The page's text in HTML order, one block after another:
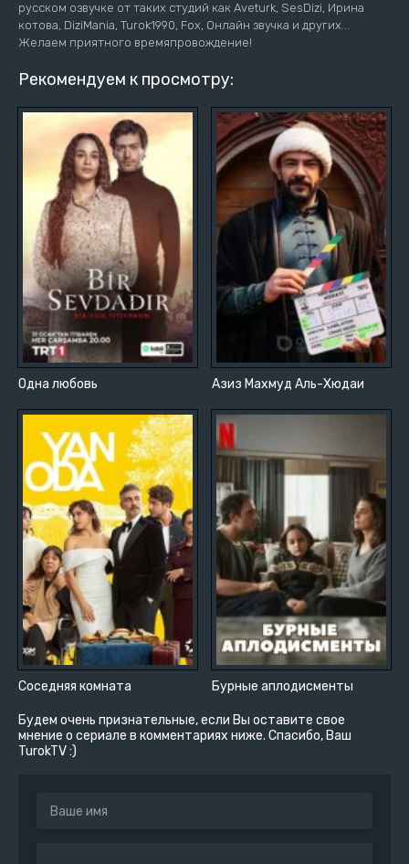
русском озвучке от таких студий как Aveturk, SesDizi, Ирина
котова, DiziMania, Turok1990, Fox, Онлайн звучка и других...
Желаем приятного времяпровождение!
Рекомендуем к просмотру:
Одна любовь Азиз Махмуд Аль-Хюдаи
Соседняя комната Бурные аплодисменты
Будем очень признательные, если Вы оставите свое
мнение о сериале в комментариях ниже. Спасибо, Ваш
TurokTV :)